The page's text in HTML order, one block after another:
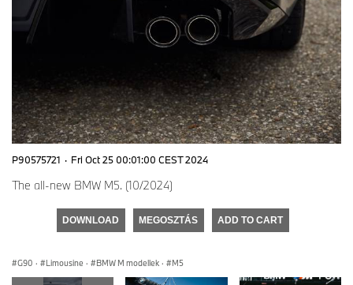
P90575721 · Fri Oct 25 00:01:00 CEST 2024
The all-new BMW M5. (10/2024)
DOWNLOAD MEGOSZTÁS ADD TO CART
G90 · Limousine · BMW M modellek · M5